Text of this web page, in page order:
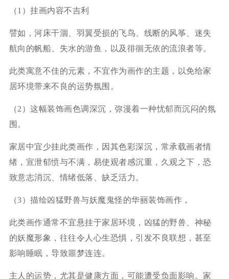
（1）挂画内容不吉利
譬如，河床干涸、羽翼受损的飞鸟、线断的风筝、迷失
航向的帆船、失水的游鱼，以及徘徊无依的流浪者等。
此类寓意不佳的元素，不宜作为画作的主题，以免给家
居环境带来不良的运势氛围。
（2）这幅装饰画色调深沉，弥漫着一种忧郁而沉闷的氛
围。
家居中宜少挂此类画作，因其色彩深沉，常承载画者情
绪，宣泄郁愤与不满，易使观者感沉重，久观之下，恐
致意志消沉、情绪低落、缺乏活力。
（3）描绘凶猛野兽与妖魔鬼怪的华丽装饰画作，
此类画作通常不宜悬挂于家居环境，凶猛的野兽、神秘
的妖魔形象，往往令人心生恐惧，引发不良联想，甚至
影响睡眠，导致噩梦连连。
主人的运势，尤其是健康方面，可能遭受负面影响。家